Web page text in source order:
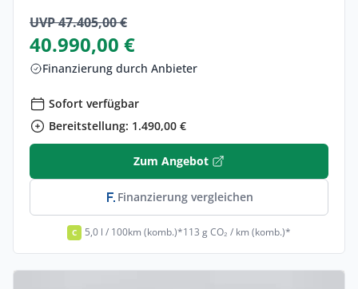
UVP 47.405,00 €
40.990,00 €
Finanzierung durch Anbieter
Sofort verfügbar
Bereitstellung: 1.490,00 €
Zum Angebot
Finanzierung vergleichen
C 5,0 l / 100km (komb.)*113 g CO₂ / km (komb.)*